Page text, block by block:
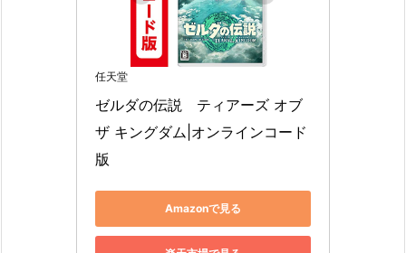
任天堂
ゼルダの伝説　ティアーズ オブ
ザ キングダム|オンラインコード
版
Amazonで見る